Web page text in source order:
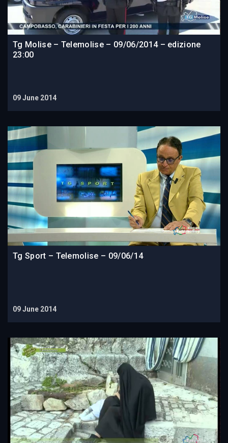
Tg Molise – Telemolise – 09/06/2014 – edizione
23:00
09 June 2014
Tg Sport – Telemolise – 09/06/14
09 June 2014